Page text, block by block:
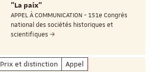
"La paix"
APPEL À COMMUNICATION - 151e Congrès
national des sociétés historiques et
scientifiques
Prix et distinction Appel